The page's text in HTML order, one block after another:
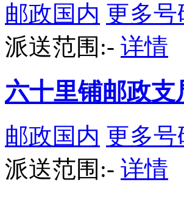
邮政国内 更多号
派送范围:- 详情
六十里铺邮政支
邮政国内 更多号
派送范围:- 详情